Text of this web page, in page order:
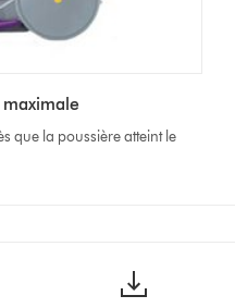
maximale
que la poussière atteint le